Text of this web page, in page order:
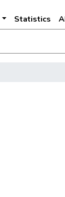
Statistics